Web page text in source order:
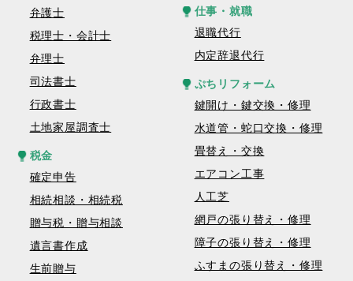
弁護士
税理士・会計士
弁理士
司法書士
行政書士
土地家屋調査士
税金
確定申告
相続相談・相続税
贈与税・贈与相談
遺言書作成
生前贈与
仕事・就職
退職代行
内定辞退代行
ぷちリフォーム
鍵開け・鍵交換・修理
水道管・蛇口交換・修理
畳替え・交換
エアコン工事
人工芝
網戸の張り替え・修理
障子の張り替え・修理
ふすまの張り替え・修理